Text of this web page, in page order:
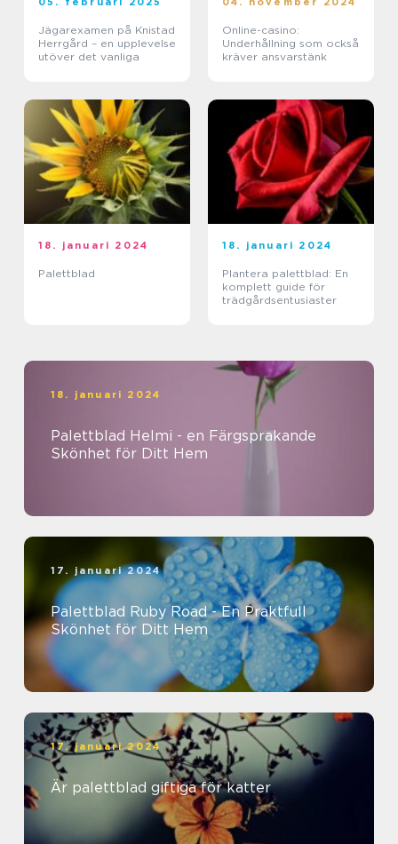
Jägarexamen på Knistad
Herrgård – en upplevelse
utöver det vanliga
Online-casino:
Underhållning som också
kräver ansvarstänk
18. januari 2024
Palettblad
18. januari 2024
Plantera palettblad: En
komplett guide för
trädgårdsentusiaster
18. januari 2024
Palettblad Helmi - en Färgsprakande
Skönhet för Ditt Hem
17. januari 2024
Palettblad Ruby Road - En Praktfull
Skönhet för Ditt Hem
17. januari 2024
Är palettblad giftiga för katter